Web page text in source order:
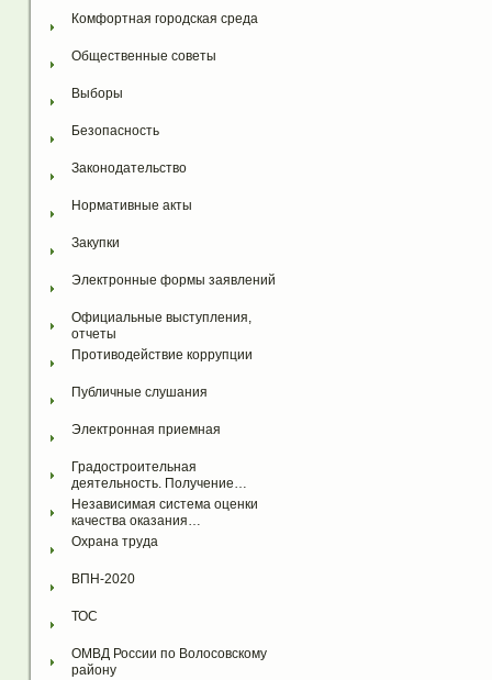
Комфортная городская среда
Общественные советы
Выборы
Безопасность
Законодательство
Нормативные акты
Закупки
Электронные формы заявлений
Официальные выступления,
отчеты
Противодействие коррупции
Публичные слушания
Электронная приемная
Градостроительная
деятельность. Получение…
Независимая система оценки
качества оказания…
Охрана труда
ВПН-2020
ТОС
ОМВД России по Волосовскому
району